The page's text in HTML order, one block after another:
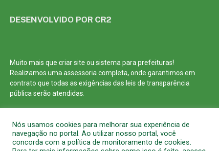
DESENVOLVIDO POR CR2
Muito mais que criar site ou sistema para prefeituras!
Realizamos umaassessoriacompleta, onde garantimos em
contrato que todas as exigências das leis de transparência
públicaserão atendidas.
Nós usamos cookies para melhorar sua experiência de
navegação no portal. Ao utilizar nosso portal, você
concorda com a política de monitoramento de cookies.